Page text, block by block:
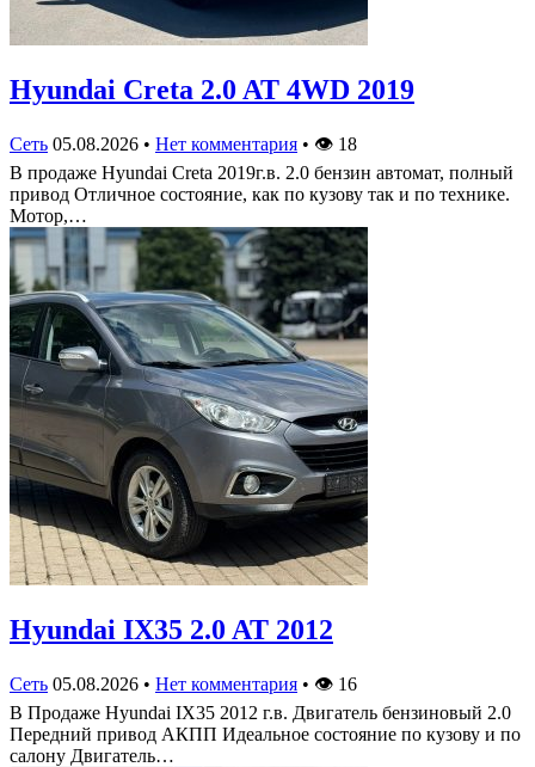
Hyundai Creta 2.0 AT 4WD 2019
Сеть 05.08.2026 • Нет комментария • 👁 18
В продаже Hyundai Creta 2019г.в. 2.0 бензин автомат, полный
привод Отличное состояние, как по кузову так и по технике.
Мотор,…
Hyundai IX35 2.0 AT 2012
Сеть 05.08.2026 • Нет комментария • 👁 16
В Продаже Hyundai IX35 2012 г.в. Двигатель бензиновый 2.0
Передний привод АКПП Идеальное состояние по кузову и по
салону Двигатель…